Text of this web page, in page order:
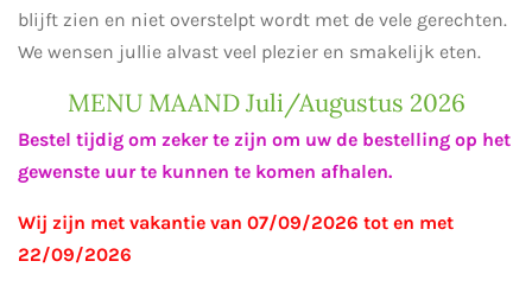
blijft zien en niet overstelpt wordt met de vele gerechten.
We wensen jullie alvast veel plezier en smakelijk eten.
MENU MAAND Juli/Augustus 2026
Bestel tijdig om zeker te zijn om uw de bestelling op het
gewenste uur te kunnen te komen afhalen.
Wij zijn met vakantie van 07/09/2026 tot en met
22/09/2026